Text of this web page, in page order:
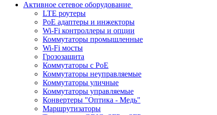
Активное сетевое оборудование
LTE роутеры
PoE адаптеры и инжекторы
Wi-Fi контроллеры и опции
Коммутаторы промышленные
Wi-Fi мосты
Грозозащита
Коммутаторы c PoE
Коммутаторы неуправляемые
Коммутаторы уличные
Коммутаторы управляемые
Конвертеры "Оптика - Медь"
Маршрутизаторы